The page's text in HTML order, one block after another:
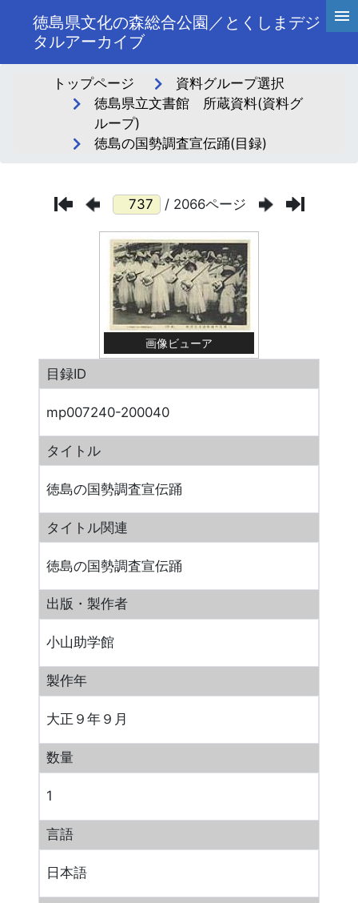
徳島県文化の森総合公園／とくしまデジ
タルアーカイブ
トップページ
資料グループ選択
徳島県立文書館 所蔵資料(資料グ
ループ)
徳島の国勢調査宣伝踊(目録)
/ 2066ページ
画像ビューア
目録ID
mp007240-200040
タイトル
徳島の国勢調査宣伝踊
タイトル関連
徳島の国勢調査宣伝踊
出版・製作者
小山助学館
製作年
大正９年９月
数量
1
言語
日本語